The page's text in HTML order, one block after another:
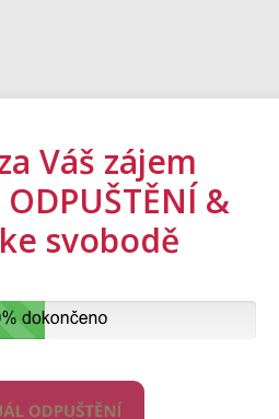
Váš zájem
&
svobodě